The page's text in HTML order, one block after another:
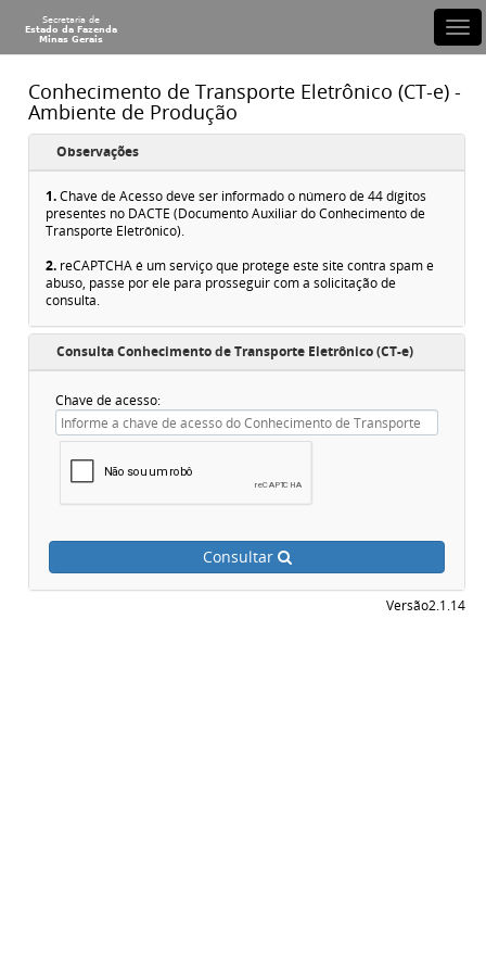
Conhecimento de Transporte Eletrônico (CT-e) -
Ambiente de Produção
Observações
1.Chave de Acesso deve ser informado o número de 44 dígitos
presentes no DACTE (Documento Auxiliar do Conhecimento de
Transporte Eletrônico).
2. reCAPTCHA é um serviço que protege este site contra spam e
abuso, passe por ele para prosseguir com a solicitação de
consulta.
Consulta Conhecimento de Transporte Eletrônico (CT-e)
Chave de acesso
Consultar
Versão2.1.14